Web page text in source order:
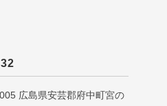
広島県安芸郡府中町宮の